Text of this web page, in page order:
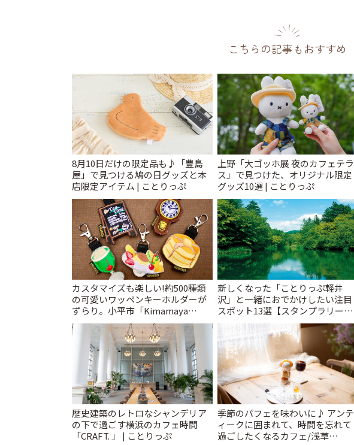
こちらの記事もおすすめ
8月10日だけの限定品も♪「豊島
屋」で見つける鳩の日グッズと本
店限定アイテム | ことりっぷ
上野「大ゴッホ展 夜のカフェテラ
ス」で見つけた、オリジナル限定
グッズ10選 | ことりっぷ
カスタマイズも楽しい!約500種類
の可愛いワッペンキーホルダーが
ずらり。小平市「Kimamaya
T&K」 | ことりっぷ
新しくなった「ことりっぷ軽井
沢」と一緒におでかけしたい注目
スポット13選【スタンプラリー開
催中】 | ことりっぷ
歴史建築のレトロなシャンデリア
の下で過ごす横浜のカフェ時間
「CRAFT. 」 | ことりっぷ
季節のパフェを味わいに♪ アンテ
ィークに囲まれて、時間を忘れて
過ごしたくなるカフェ/浅草